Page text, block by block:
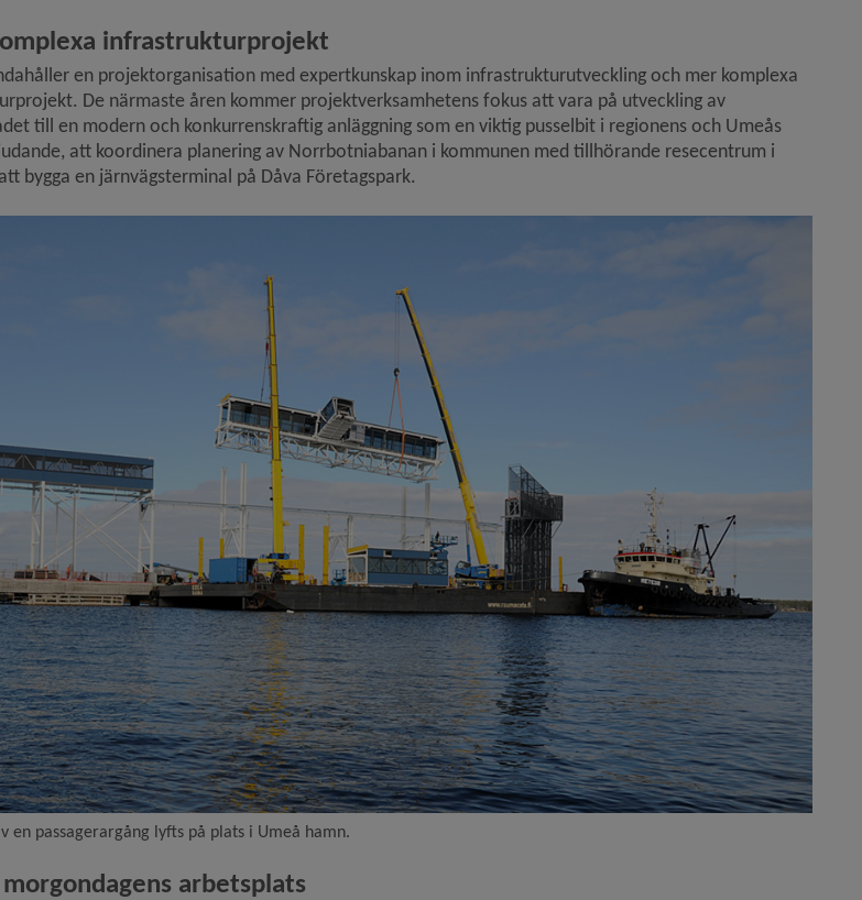
infrastrukturprojekt
en projektorganisation med expertkunskap inom infrastrukturutveckling och mer komplexa
De närmaste åren kommer projektverksamhetens fokus att vara på utveckling av
till en modern och konkurrenskraftig anläggning som en viktig pusselbit i regionens och Umeås
att koordinera planering av Norrbotniabanan i kommunen med tillhörande resecentrum i
bygga en järnvägsterminal på Dåva Företagspark.
en passagerargång lyfts på plats i Umeå hamn.
arbetsplats